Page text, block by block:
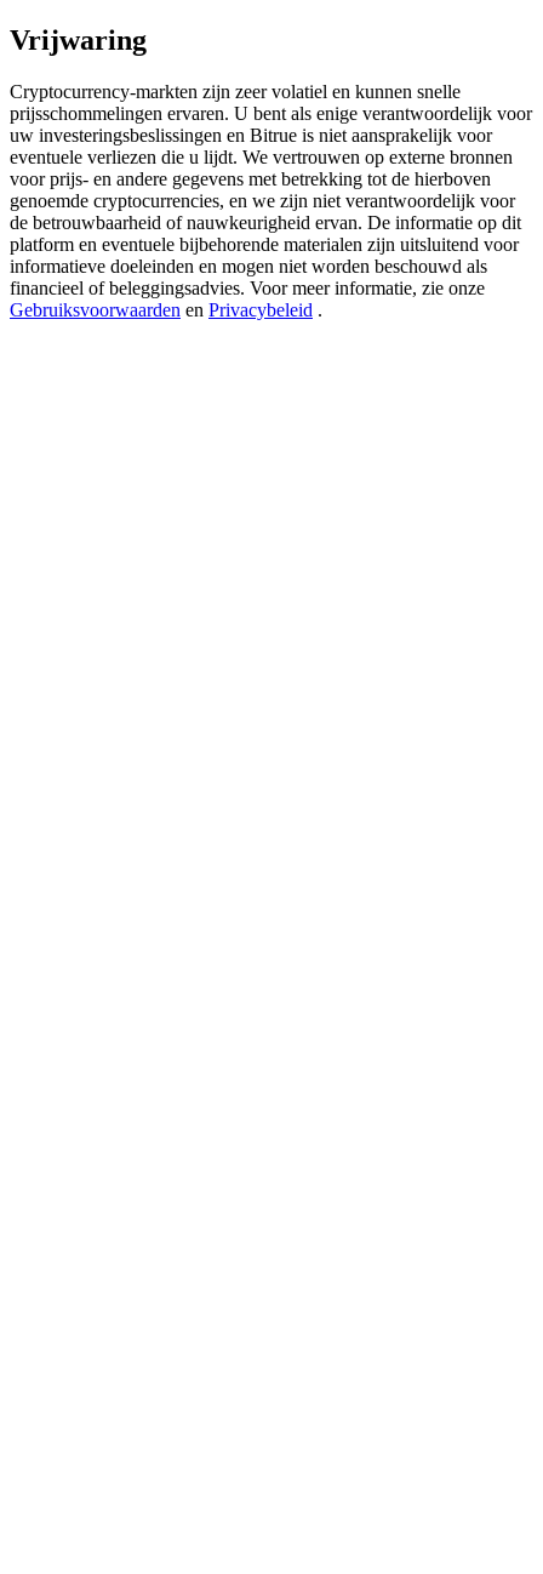
USDT New User Exclusive 10% APR
USDT Flexible Staking | Daily Rewards
New Listing Futures Fest
Trade New Futures, Win 200,000 USDT
Vrijwaring
Cryptocurrency-markten zijn zeer volatiel en kunnen snelle
prijsschommelingen ervaren. U bent als enige verantwoordelijk voor
uw investeringsbeslissingen en Bitrue is niet aansprakelijk voor
eventuele verliezen die u lijdt. We vertrouwen op externe bronnen
voor prijs- en andere gegevens met betrekking tot de hierboven
genoemde cryptocurrencies, en we zijn niet verantwoordelijk voor
de betrouwbaarheid of nauwkeurigheid ervan. De informatie op dit
platform en eventuele bijbehorende materialen zijn uitsluitend voor
informatieve doeleinden en mogen niet worden beschouwd als
financieel of beleggingsadvies. Voor meer informatie, zie onze
Gebruiksvoorwaarden en Privacybeleid .